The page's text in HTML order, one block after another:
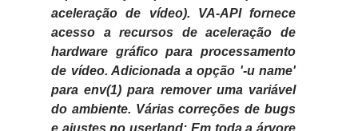
aceleração de vídeo). VA-API fornece
acesso a recursos de aceleração de
hardware gráfico para processamento
de vídeo. Adicionada a opção '-u name'
para env(1) para remover uma variável
do ambiente. Várias correções de bugs
e ajustes no userland: Em toda a árvore